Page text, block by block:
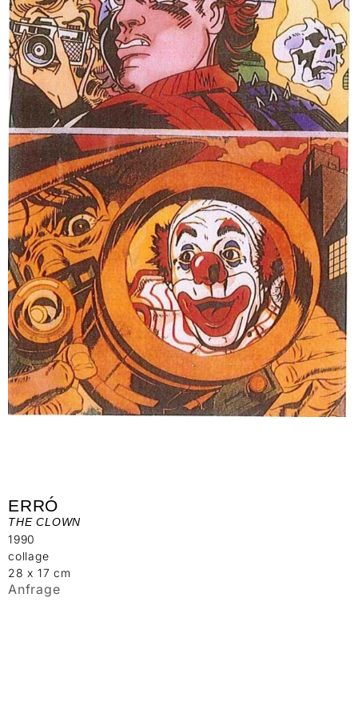
ERRÓ
THE CLOWN
1990
collage
28 x 17 cm
Anfrage